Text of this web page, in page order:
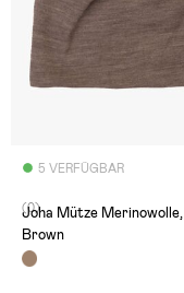
5 VERFÜGBAR
(0)
Joha Mütze Merinowolle,
Brown